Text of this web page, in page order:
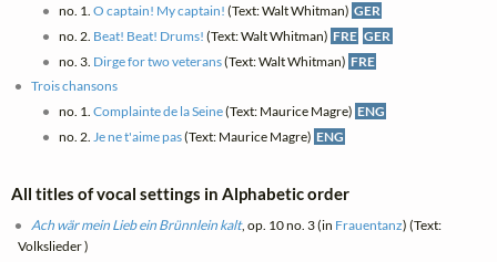
no. 1. O captain! My captain! (Text: Walt Whitman) GER
no. 2. Beat! Beat! Drums! (Text: Walt Whitman) FRE GER
no. 3. Dirge for two veterans(Text: Walt Whitman) FRE
Trois chansons
no. 1. Complainte de la Seine(Text: Maurice Magre) ENG
no. 2. Je ne t'aime pas(Text: Maurice Magre) ENG
All titles of vocal settings in Alphabetic order
Ach wär mein Lieb ein Brünnlein kalt, op. 10 no. 3 (in Frauentanz) (Text:
Volkslieder )